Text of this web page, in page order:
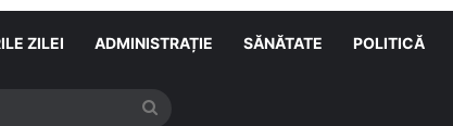
ZILEI ADMINISTRAȚIE SĂNĂTATE POLITICĂ